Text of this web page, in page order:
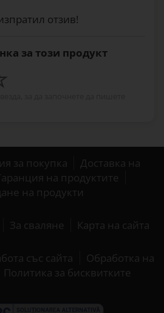
отзив!
за този продукт
за покупка
Доставка на
на продуктите
на продукти
За сваляне Карта на сайта
със сайта
Обработка на
Политика за бисквитките